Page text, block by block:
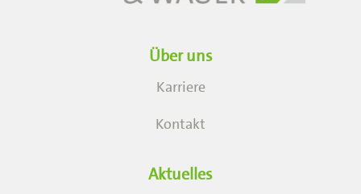
Über uns
Karriere
Kontakt
Aktuelles